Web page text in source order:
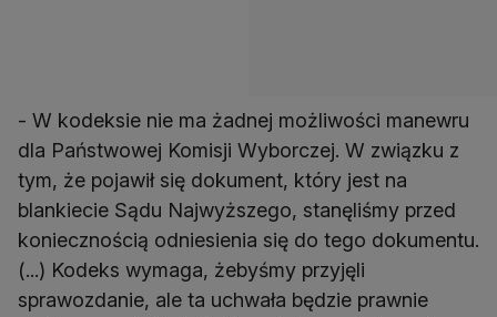
- W kodeksie nie ma żadnej możliwości manewru
dla Państwowej Komisji Wyborczej. W związku z
tym, że pojawił się dokument, który jest na
blankiecie Sądu Najwyższego, stanęliśmy przed
koniecznością odniesienia się do tego dokumentu.
(...) Kodeks wymaga, żebyśmy przyjęli
sprawozdanie, ale ta uchwała będzie prawnie